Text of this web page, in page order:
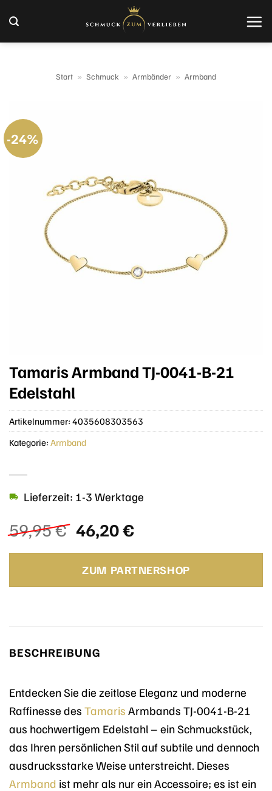
Inhalt
springen
Start » Schmuck » Armbänder » Armband
-24%
Tamaris Armband TJ-0041-B-21
Edelstahl
59,95€ Ursprünglicher
Preis
war:
59,95 €
46,20€Aktueller
ist:
46,20 €.
Lieferzeit: 1-3 Werktage
ZUM PARTNERSHOP
Artikelnummer: 4035608303563
Kategorie: Armband
BESCHREIBUNG
Entdecken Sie die zeitlose Eleganz und moderne
Raffinesse des Tamaris Armbands TJ-0041-B-21
aus hochwertigem Edelstahl – ein Schmuckstück,
das Ihren persönlichen Stil auf subtile und dennoch
ausdrucksstarke Weise unterstreicht. Dieses
Armband ist mehr als nur ein Accessoire; es ist ein